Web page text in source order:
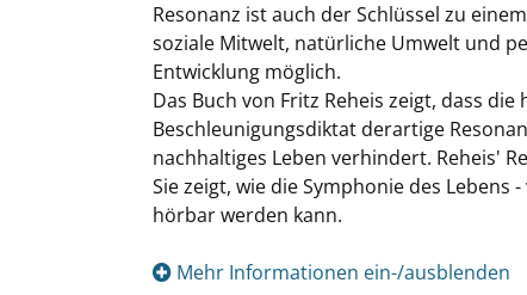
Resonanz ist auch der Schlüssel zu
soziale Mitwelt, natürliche Umwelt und
Entwicklung möglich.
Das Buch von Fritz Reheis zeigt, dass
Beschleunigungsdiktat derartige
nachhaltiges Leben verhindert. Reheis'
Sie zeigt, wie die Symphonie des
hörbar werden kann.
Mehr Informationen ein-/ausblenden